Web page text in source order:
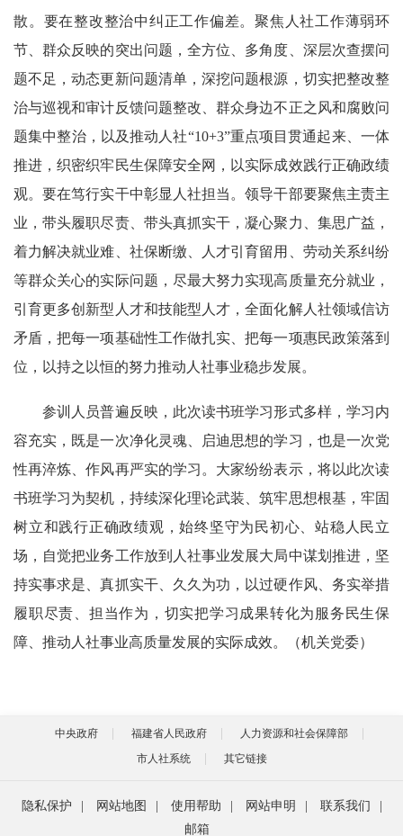
散。 要在整改整治中纠正工作偏差。 聚焦人社工作薄弱环
节、群众反映的突出问题，全方位、多角度、深层次查摆问
题不足，动态更新问题清单，深挖问题根源，切实把整改整
治与巡视和审计反馈问题整改、群众身边不正之风和腐败问
题集中整治，以及推动人社“10+3”重点项目贯通起来、一体
推进，织密织牢民生保障安全网，以实际成效践行正确政绩
观。要在笃行实干中彰显人社担当。领导干部要聚焦主责主
业，带头履职尽责、带头真抓实干，凝心聚力、集思广益，
着力解决就业难、社保断缴、人才引育留用、劳动关系纠纷
等群众关心的实际问题，尽最大努力实现高质量充分就业，
引育更多创新型人才和技能型人才，全面化解人社领域信访
矛盾，把每一项基础性工作做扎实、把每一项惠民政策落到
位，以持之以恒的努力推动人社事业稳步发展。
参训人员普遍反映，此次读书班学习形式多样，学习内
容充实，既是一次净化灵魂、启迪思想的学习，也是一次党
性再淬炼、作风再严实的学习。大家纷纷表示，将以此次读
书班学习为契机，持续深化理论武装、筑牢思想根基，牢固
树立和践行正确政绩观，始终坚守为民初心、站稳人民立
场，自觉把业务工作放到人社事业发展大局中谋划推进，坚
持实事求是、真抓实干、久久为功，以过硬作风、务实举措
履职尽责、担当作为，切实把学习成果转化为服务民生保
障、推动人社事业高质量发展的实际成效。（机关党委）
中央政府 福建省人民政府
人力资源和社会保障部
市人社系统
其它链接
隐私保护 网站地图 使用帮助 网站申明 联系我们
邮箱